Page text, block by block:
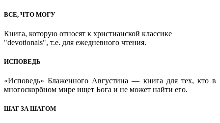
ВСЕ, ЧТО МОГУ
Книга, которую относят к христианской классике
"devotionals", т.е. для ежедневного чтения.
ИСПОВЕДЬ
«Исповедь» Блаженного Августина — книга для тех, кто в
многоскорбном мире ищет Бога и не может найти его.
ШАГ ЗА ШАГОМ